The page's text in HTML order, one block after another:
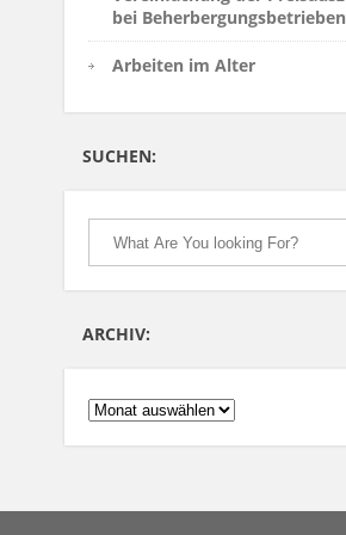
bei Beherbergungsbetrieben
Arbeiten im Alter
SUCHEN:
ARCHIV:
ARCHIV: